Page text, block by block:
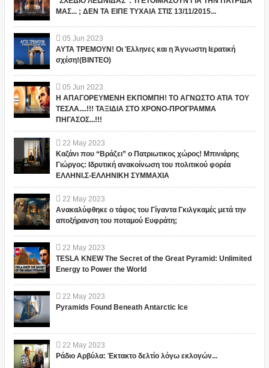
ΜΑΣ... ; ΔΕΝ ΤΑ ΕΙΠΕ ΤΥΧΑΙΑ ΣΤΙΣ 13/11/2015...
05 Jun 2023
ΑΥΤΑ ΤΡΕΜΟΥΝ! Οι Έλληνες και η Άγνωστη Ιερατική
σχέση!(ΒΙΝΤΕΟ)
05 Jun 2023
Η ΑΠΑΓΟΡΕΥΜΕΝΗ ΕΚΠΟΜΠΗ! ΤΟ ΑΓΝΩΣΤΟ ΑΤΙΑ ΤΟΥ
ΤΕΣΛΑ....!!! ΤΑΞΙΔΙΑ ΣΤΟ ΧΡΟΝΟ-ΠΡΟΓΡΑΜΜΑ
ΠΗΓΑΣΟΣ...!!!
22 May 2023
Καζάνι που “Βράζει” ο Πατριωτικος χώρος! Μπινιάρης
Γιώργος: Ιδρυτική ανακοίνωση του πολιτικού φορέα
ΕΛΛΗΝΙ.Σ-ΕΛΛΗΝΙΚΗ ΣΥΜΜΑΧΙΑ
22 May 2023
Ανακαλύφθηκε ο τάφος του Γίγαντα Γκιλγκαμές μετά την
αποξήρανση του ποταμού Ευφράτη;
22 May 2023
TESLA KNEW The Secret of the Great Pyramid: Unlimited
Energy to Power the World
22 May 2023
Pyramids Found Beneath Antarctic Ice
22 May 2023
Ράδιο Αρβύλα: Έκτακτο δελτίο λόγω εκλογών...